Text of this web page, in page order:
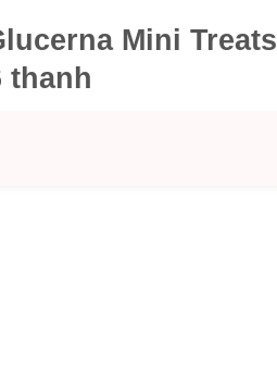
Mini Treats
thanh